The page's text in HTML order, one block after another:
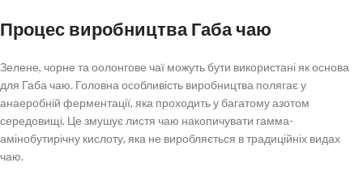
Процес виробництва Габа чаю
Зелене, чорне та оолонгове чаї можуть бути використані як основа
для Габа чаю. Головна особливість виробництва полягає у
анаеробній ферментації, яка проходить у багатому азотом
середовищі. Це змушує листя чаю накопичувати гамма-
амінобутирічну кислоту, яка не виробляється в традиційніх видах
чаю.